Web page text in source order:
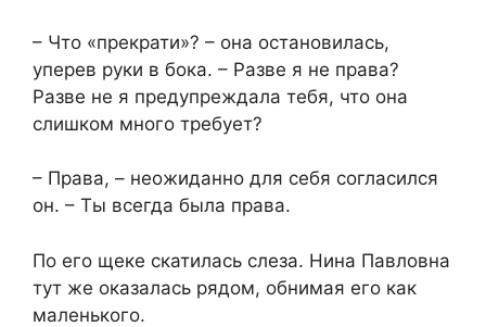
– Что «прекрати»? – она остановилась,
уперев руки в бока. – Разве я не права?
Разве не я предупреждала тебя, что она
слишком много требует?
– Права, – неожиданно для себя согласился
он. – Ты всегда была права.
По его щеке скатилась слеза. Нина Павловна
тут же оказалась рядом, обнимая его как
маленького.